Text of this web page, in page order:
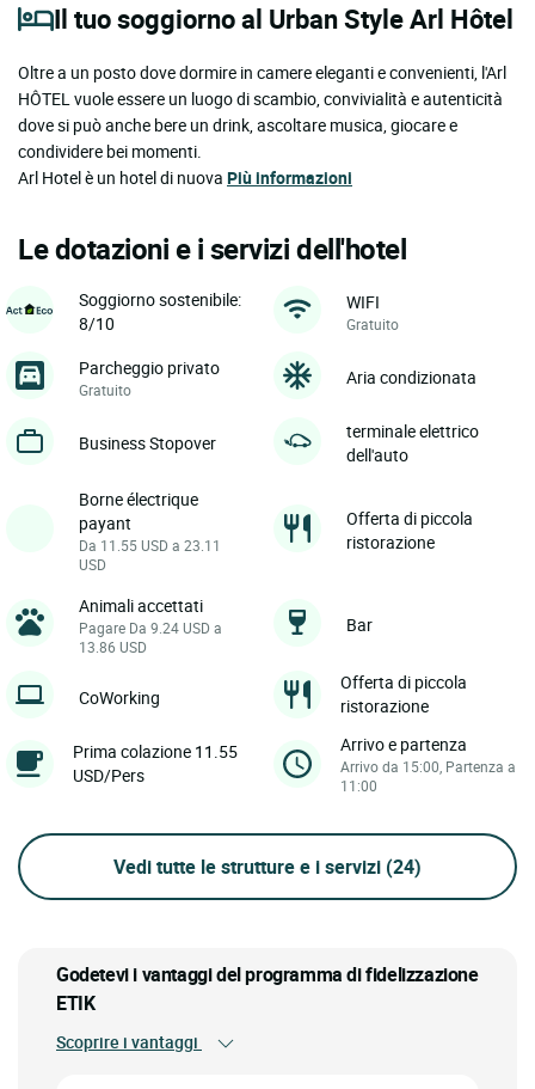
Il tuo soggiorno al Urban Style Arl Hôtel
Oltre a un posto dove dormire in camere eleganti e convenienti, l'Arl
HÔTEL vuole essere un luogo di scambio, convivialità e autenticità
dove si può anche bere un drink, ascoltare musica, giocare e
condividere bei momenti.
Arl Hotel è un hotel di nuova Più informazioni
Le dotazioni e i servizi dell'hotel
Soggiorno sostenibile:
8/10
WIFI
Gratuito
Parcheggio privato
Gratuito
Aria condizionata
Business Stopover
terminale elettrico
dell'auto
Borne électrique
payant
Da 11.55 USD a 23.11
USD
Offerta di piccola
ristorazione
Animali accettati
Pagare Da 9.24 USD a
13.86 USD
Bar
CoWorking
Offerta di piccola
ristorazione
Prima colazione 11.55
USD/Pers
Arrivo e partenza
Arrivo da 15:00, Partenza a
11:00
Vedi tutte le strutture e i servizi (24)
Godetevi i vantaggi del programma di fidelizzazione
ETIK
Scoprire i vantaggi